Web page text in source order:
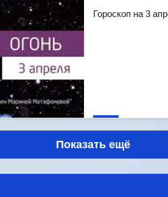
Гороскоп на 3
Показать ещё